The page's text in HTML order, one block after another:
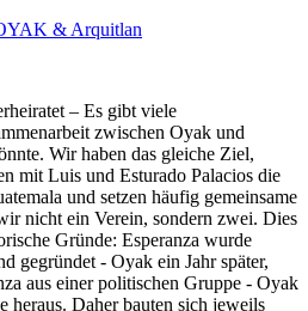
& Arquitlan
– Es gibt viele
zwischen Oyak und
Wir haben das gleiche Ziel,
mit Luis und Esturado Palacios die
und setzen häufig gemeinsame
nicht ein Verein, sondern zwei. Dies
Gründe: Esperanza wurde
gegründet - Oyak ein Jahr später,
aus einer politischen Gruppe - Oyak
heraus. Daher bauten sich jeweils